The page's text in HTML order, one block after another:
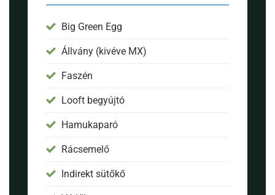
Big Green Egg
Állvány (kivéve MX)
Faszén
Looft begyújtó
Hamukaparó
Rácsemelő
Indirekt sütőkő